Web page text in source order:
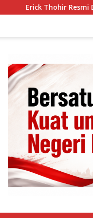
Resmi Dukung Gianni